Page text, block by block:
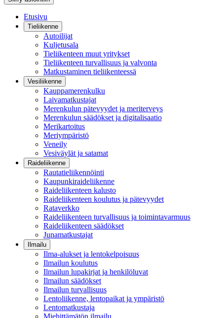
Etusivu
Tieliikenne
Autoilijat
Kuljetusala
Tieliikenteen muut yritykset
Tieliikenteen turvallisuus ja valvonta
Matkustaminen tieliikenteessä
Vesiliikenne
Kauppamerenkulku
Laivamatkustajat
Merenkulun pätevyydet ja meriterveys
Merenkulun säädökset ja digitalisaatio
Merikartoitus
Meriympäristö
Veneily
Vesiväylät ja satamat
Raideliikenne
Rautatieliikennöinti
Kaupunkiraideliikenne
Raideliikenteen kalusto
Raideliikenteen koulutus ja pätevyydet
Rataverkko
Raideliikenteen turvallisuus ja toimintavarmuus
Raideliikenteen säädökset
Junamatkustajat
Ilmailu
Ilma-alukset ja lentokelpoisuus
Ilmailun koulutus
Ilmailun lupakirjat ja henkilöluvat
Ilmailun säädökset
Ilmailun turvallisuus
Lentoliikenne, lentopaikat ja ympäristö
Lentomatkustaja
Miehittämätön ilmailu